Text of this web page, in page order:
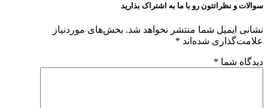
سوالات و نظراتتون رو با ما به اشتراک بذارید
نشانی ایمیل شما منتشر نخواهد شد. بخش‌های موردنیاز
علامت‌گذاری شده‌اند *
دیدگاه شما *